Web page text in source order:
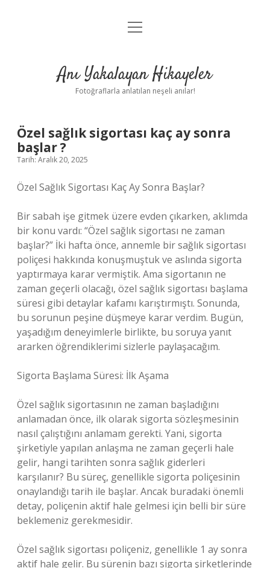
Anasayfa
Yasal Uyarı
menüyü
Anı Yakalayan Hikayeler
Fotoğraflarla anlatılan neşeli anılar!
Özel sağlık sigortası kaç ay sonra
başlar ?
Tarih: Aralık 20, 2025
Özel Sağlık Sigortası Kaç Ay Sonra Başlar?
Bir sabah işe gitmek üzere evden çıkarken, aklımda
bir konu vardı: “Özel sağlık sigortası ne zaman
başlar?” İki hafta önce, annemle bir sağlık sigortası
poliçesi hakkında konuşmuştuk ve aslında sigorta
yaptırmaya karar vermiştik. Ama sigortanın ne
zaman geçerli olacağı, özel sağlık sigortası başlama
süresi gibi detaylar kafamı karıştırmıştı. Sonunda,
bu sorunun peşine düşmeye karar verdim. Bugün,
yaşadığım deneyimlerle birlikte, bu soruya yanıt
ararken öğrendiklerimi sizlerle paylaşacağım.
Sigorta Başlama Süresi: İlk Aşama
Özel sağlık sigortasının ne zaman başladığını
anlamadan önce, ilk olarak sigorta sözleşmesinin
nasıl çalıştığını anlamam gerekti. Yani, sigorta
şirketiyle yapılan anlaşma ne zaman geçerli hale
gelir, hangi tarihten sonra sağlık giderleri
karşılanır? Bu süreç, genellikle sigorta poliçesinin
onaylandığı tarih ile başlar. Ancak buradaki önemli
detay, poliçenin aktif hale gelmesi için belli bir süre
beklemeniz gerekmesidir.
Özel sağlık sigortası poliçeniz, genellikle 1 ay sonra
aktif hale gelir. Bu sürenin bazı sigorta şirketlerinde